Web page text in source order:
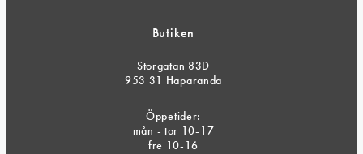
Butiken
Storgatan 83D
953 31 Haparanda
Öppetider:
mån - tor 10-17
fre 10-16